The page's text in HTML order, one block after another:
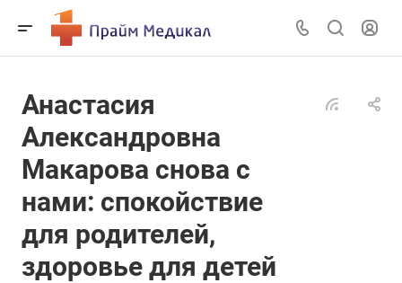
Анастасия
Александровна
Макарова снова с
нами: спокойствие
для родителей,
здоровье для детей